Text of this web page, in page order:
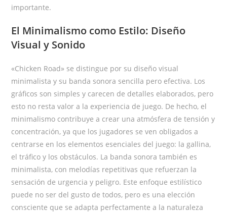
importante.
El Minimalismo como Estilo: Diseño
Visual y Sonido
«Chicken Road» se distingue por su diseño visual
minimalista y su banda sonora sencilla pero efectiva. Los
gráficos son simples y carecen de detalles elaborados, pero
esto no resta valor a la experiencia de juego. De hecho, el
minimalismo contribuye a crear una atmósfera de tensión y
concentración, ya que los jugadores se ven obligados a
centrarse en los elementos esenciales del juego: la gallina,
el tráfico y los obstáculos. La banda sonora también es
minimalista, con melodías repetitivas que refuerzan la
sensación de urgencia y peligro. Este enfoque estilístico
puede no ser del gusto de todos, pero es una elección
consciente que se adapta perfectamente a la naturaleza